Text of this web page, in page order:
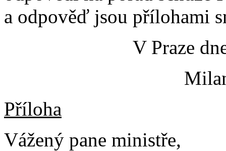
a odpověď jsou přílohami
V Praze
Příloha
Vážený pane ministře,